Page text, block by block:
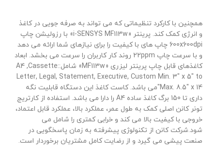
همچنین با کارکرد تنظیماتی که می تواند به صرفه جویی در کاغذ
و انرژی کمک کند. پرینتر «i-SENSYS MF113w» با رزولیشن چاپ
600x600dpi چاپ های با کیفیت را برای نیازهای شما ارائه می دهد
و با سرعت چاپ 22ppm روند کار کاربران را سرعت می بخشد. ابعاد
کاغذهای قابل چاپ پرینتر لیزری «MF113w» شامل:A4 ,Cassette:
Letter, Legal, Statement, Executive, Custom Min. 3" x 5" to
Max. 8.5" x 14"می باشد. کاست کاغذ این دستگاه قابلیت نگه
داری تا 150 برگ کاغذ ساده A4 را دارا می باشد. استفاده از کارتریج
تونر کانن اصلی کمک به طول عمر، عملکرد بالا، عملکرد قابل اعتماد،
خروجی با کیفیت بالا می کند و خرابی کمتری را شامل می
شود.شرکت کانن از تکنولوژی پیشرفته به زمان پاسخگویی در
صنعت پیشی می گیرد و از رضایت کامل مشتریان برخوردار است.